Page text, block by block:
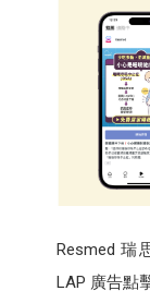
Resmed 瑞
LAP 廣告點